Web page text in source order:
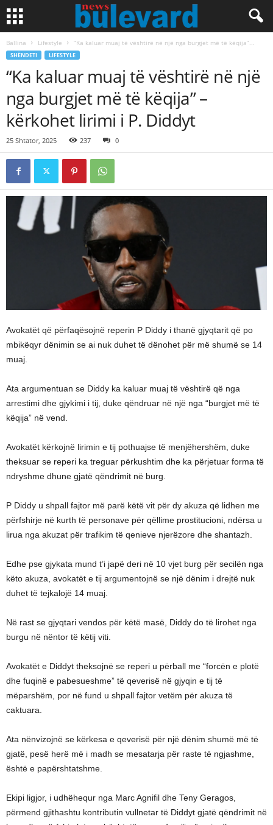
Ballina Lifestyle “Ka kaluar muaj të vështirë në një nga burgjet më të këqija”...
SHËNDETI LIFESTYLE
“Ka kaluar muaj të vështirë në një
nga burgjet më të këqija” –
kërkohet lirimi i P. Diddyt
25 Shtator, 2025 237 0
Avokatët që përfaqësojnë reperin P Diddy i thanë gjyqtarit që po
mbikëqyr dënimin se ai nuk duhet të dënohet për më shumë se 14
muaj.
Ata argumentuan se Diddy ka kaluar muaj të vështirë që nga
arrestimi dhe gjykimi i tij, duke qëndruar në një nga “burgjet më të
këqija” në vend.
Avokatët kërkojnë lirimin e tij pothuajse të menjëhershëm, duke
theksuar se reperi ka treguar përkushtim dhe ka përjetuar forma të
ndryshme dhune gjatë qëndrimit në burg.
P Diddy u shpall fajtor më parë këtë vit për dy akuza që lidhen me
përfshirje në kurth të personave për qëllime prostitucioni, ndërsa u
lirua nga akuzat për trafikim të qenieve njerëzore dhe shantazh.
Edhe pse gjykata mund t’i japë deri në 10 vjet burg për secilën nga
këto akuza, avokatët e tij argumentojnë se një dënim i drejtë nuk
duhet të tejkalojë 14 muaj.
Në rast se gjyqtari vendos për këtë masë, Diddy do të lirohet nga
burgu në nëntor të këtij viti.
Avokatët e Diddyt theksojnë se reperi u përball me “forcën e plotë
dhe fuqinë e pabesueshme” të qeverisë në gjyqin e tij të
mëparshëm, por në fund u shpall fajtor vetëm për akuza të
caktuara.
Ata nënvizojnë se kërkesa e qeverisë për një dënim shumë më të
gjatë, pesë herë më i madh se mesatarja për raste të ngjashme,
është e papërshtatshme.
Ekipi ligjor, i udhëhequr nga Marc Agnifil dhe Teny Geragos,
përmend gjithashtu kontributin vullnetar të Diddyt gjatë qëndrimit në